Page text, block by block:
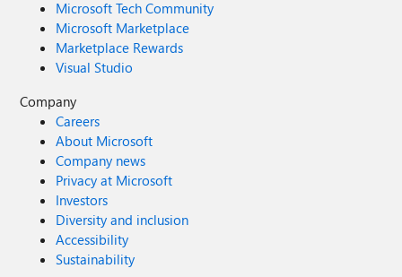
Microsoft Tech Community
Microsoft Marketplace
Marketplace Rewards
Visual Studio
Company
Careers
About Microsoft
Company news
Privacy at Microsoft
Investors
Diversity and inclusion
Accessibility
Sustainability